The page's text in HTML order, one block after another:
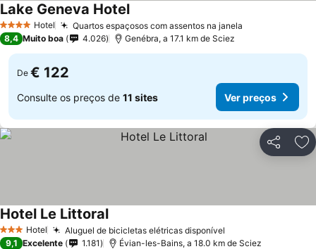
4 EstrelasHotel Quartos espaçosos com assentos na janela
Lake Geneva Hotel
8,4 Muito boa 4.026 Genébra, a 17.1 km de Sciez
De € 122
Consulte os preços de 11 sites Ver preços
Partilhar
3 EstrelasHotel Aluguel de bicicletas elétricas disponível
Hotel Le Littoral
9,1 Excelente 1.181 Évian-les-Bains, a 18.0 km de Sciez